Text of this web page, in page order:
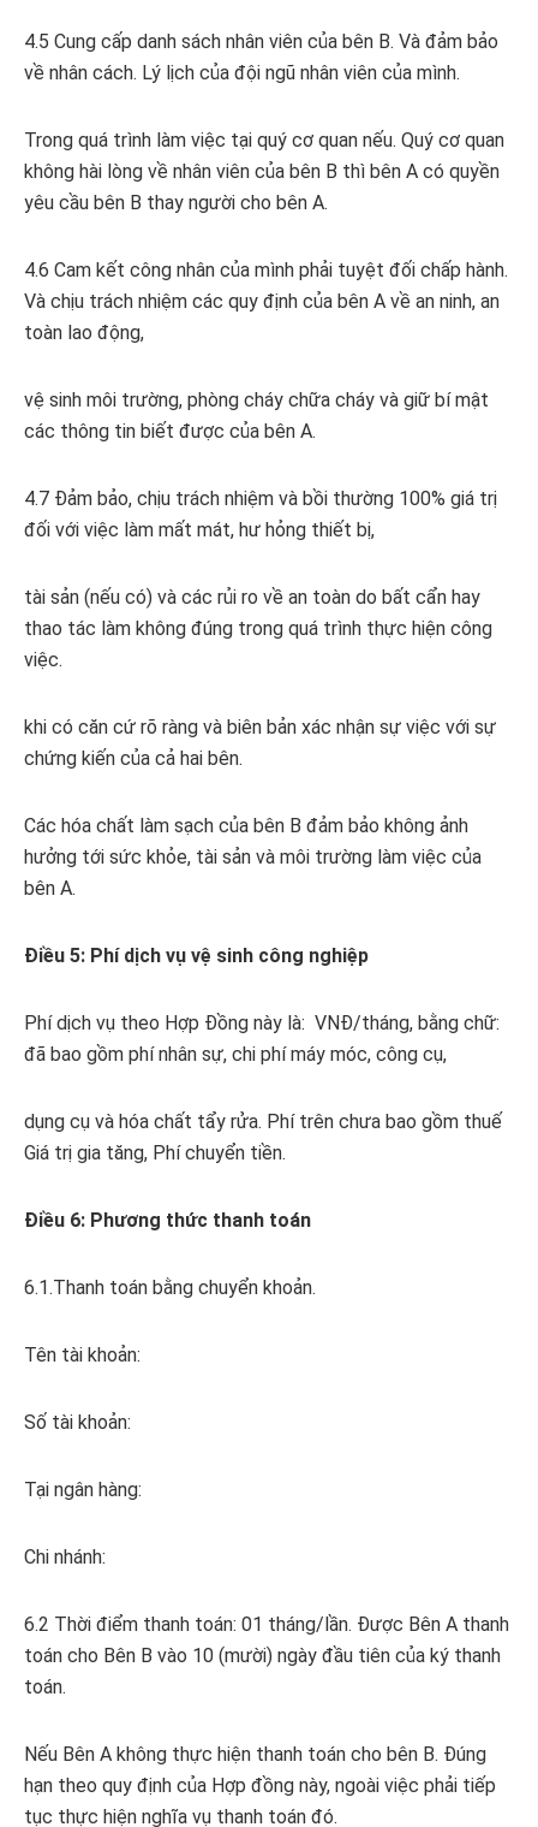
4.5 Cung cấp danh sách nhân viên của bên B. Và đảm bảo
về nhân cách. Lý lịch của đội ngũ nhân viên của mình.
Trong quá trình làm việc tại quý cơ quan nếu. Quý cơ quan
không hài lòng về nhân viên của bên B thì bên A có quyền
yêu cầu bên B thay người cho bên A.
4.6 Cam kết công nhân của mình phải tuyệt đối chấp hành.
Và chịu trách nhiệm các quy định của bên A về an ninh, an
toàn lao động,
vệ sinh môi trường, phòng cháy chữa cháy và giữ bí mật
các thông tin biết được của bên A.
4.7 Đảm bảo, chịu trách nhiệm và bồi thường 100% giá trị
đối với việc làm mất mát, hư hỏng thiết bị,
tài sản (nếu có) và các rủi ro về an toàn do bất cẩn hay
thao tác làm không đúng trong quá trình thực hiện công
việc.
khi có căn cứ rõ ràng và biên bản xác nhận sự việc với sự
chứng kiến của cả hai bên.
Các hóa chất làm sạch của bên B đảm bảo không ảnh
hưởng tới sức khỏe, tài sản và môi trường làm việc của
bên A.
Điều 5: Phí dịch vụ vệ sinh công nghiệp
Phí dịch vụ theo Hợp Đồng này là: VNĐ/tháng, bằng chữ:
đã bao gồm phí nhân sự, chi phí máy móc, công cụ,
dụng cụ và hóa chất tẩy rửa. Phí trên chưa bao gồm thuế
Giá trị gia tăng, Phí chuyển tiền.
Điều 6: Phương thức thanh toán
6.1.Thanh toán bằng chuyển khoản.
Tên tài khoản:
Số tài khoản:
Tại ngân hàng:
Chi nhánh:
6.2 Thời điểm thanh toán: 01 tháng/lần. Được Bên A thanh
toán cho Bên B vào 10 (mười) ngày đầu tiên của ký thanh
toán.
Nếu Bên A không thực hiện thanh toán cho bên B. Đúng
hạn theo quy định của Hợp đồng này, ngoài việc phải tiếp
tục thực hiện nghĩa vụ thanh toán đó.